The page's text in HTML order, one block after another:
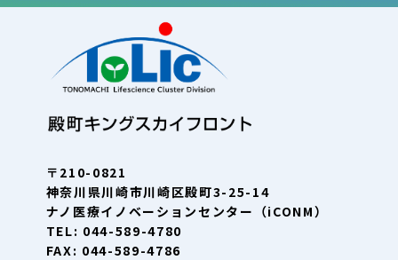
〒210-0821
神奈川県川崎市川崎区殿町3-25-14
ナノ医療イノベーションセンター（iCONM）
TEL: 044-589-4780
FAX: 044-589-4786